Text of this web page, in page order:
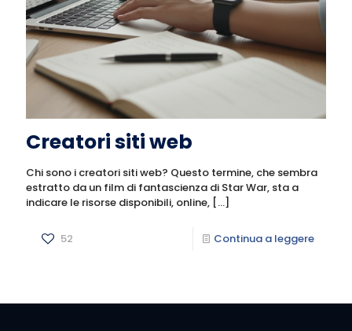
Creatori siti web
Chi sono i creatori siti web? Questo termine, che sembra
estratto da un film di fantascienza di Star War, sta a
indicare le risorse disponibili, online, […]
52 Continua a leggere